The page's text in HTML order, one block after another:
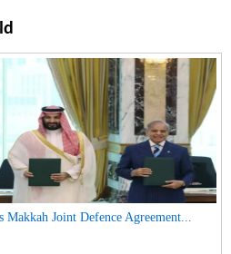
Makkah Joint Defence Agreement...